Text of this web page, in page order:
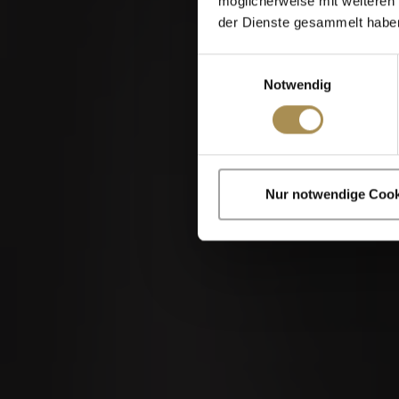
der Dienste gesammelt
Notwendig
Nur notwendige
Zigarren und
Indem Sie diese